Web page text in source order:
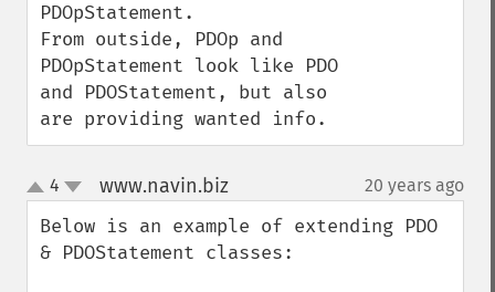
PDOpStatement.
From outside, PDOp and
PDOpStatement look like PDO
and PDOStatement, but also
are providing wanted info.
up
down
4 www.navin.biz¶ 20 years ago
Below is an example of extending PDO
& PDOStatement classes: